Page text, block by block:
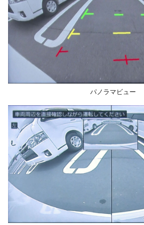
パノラマビュー